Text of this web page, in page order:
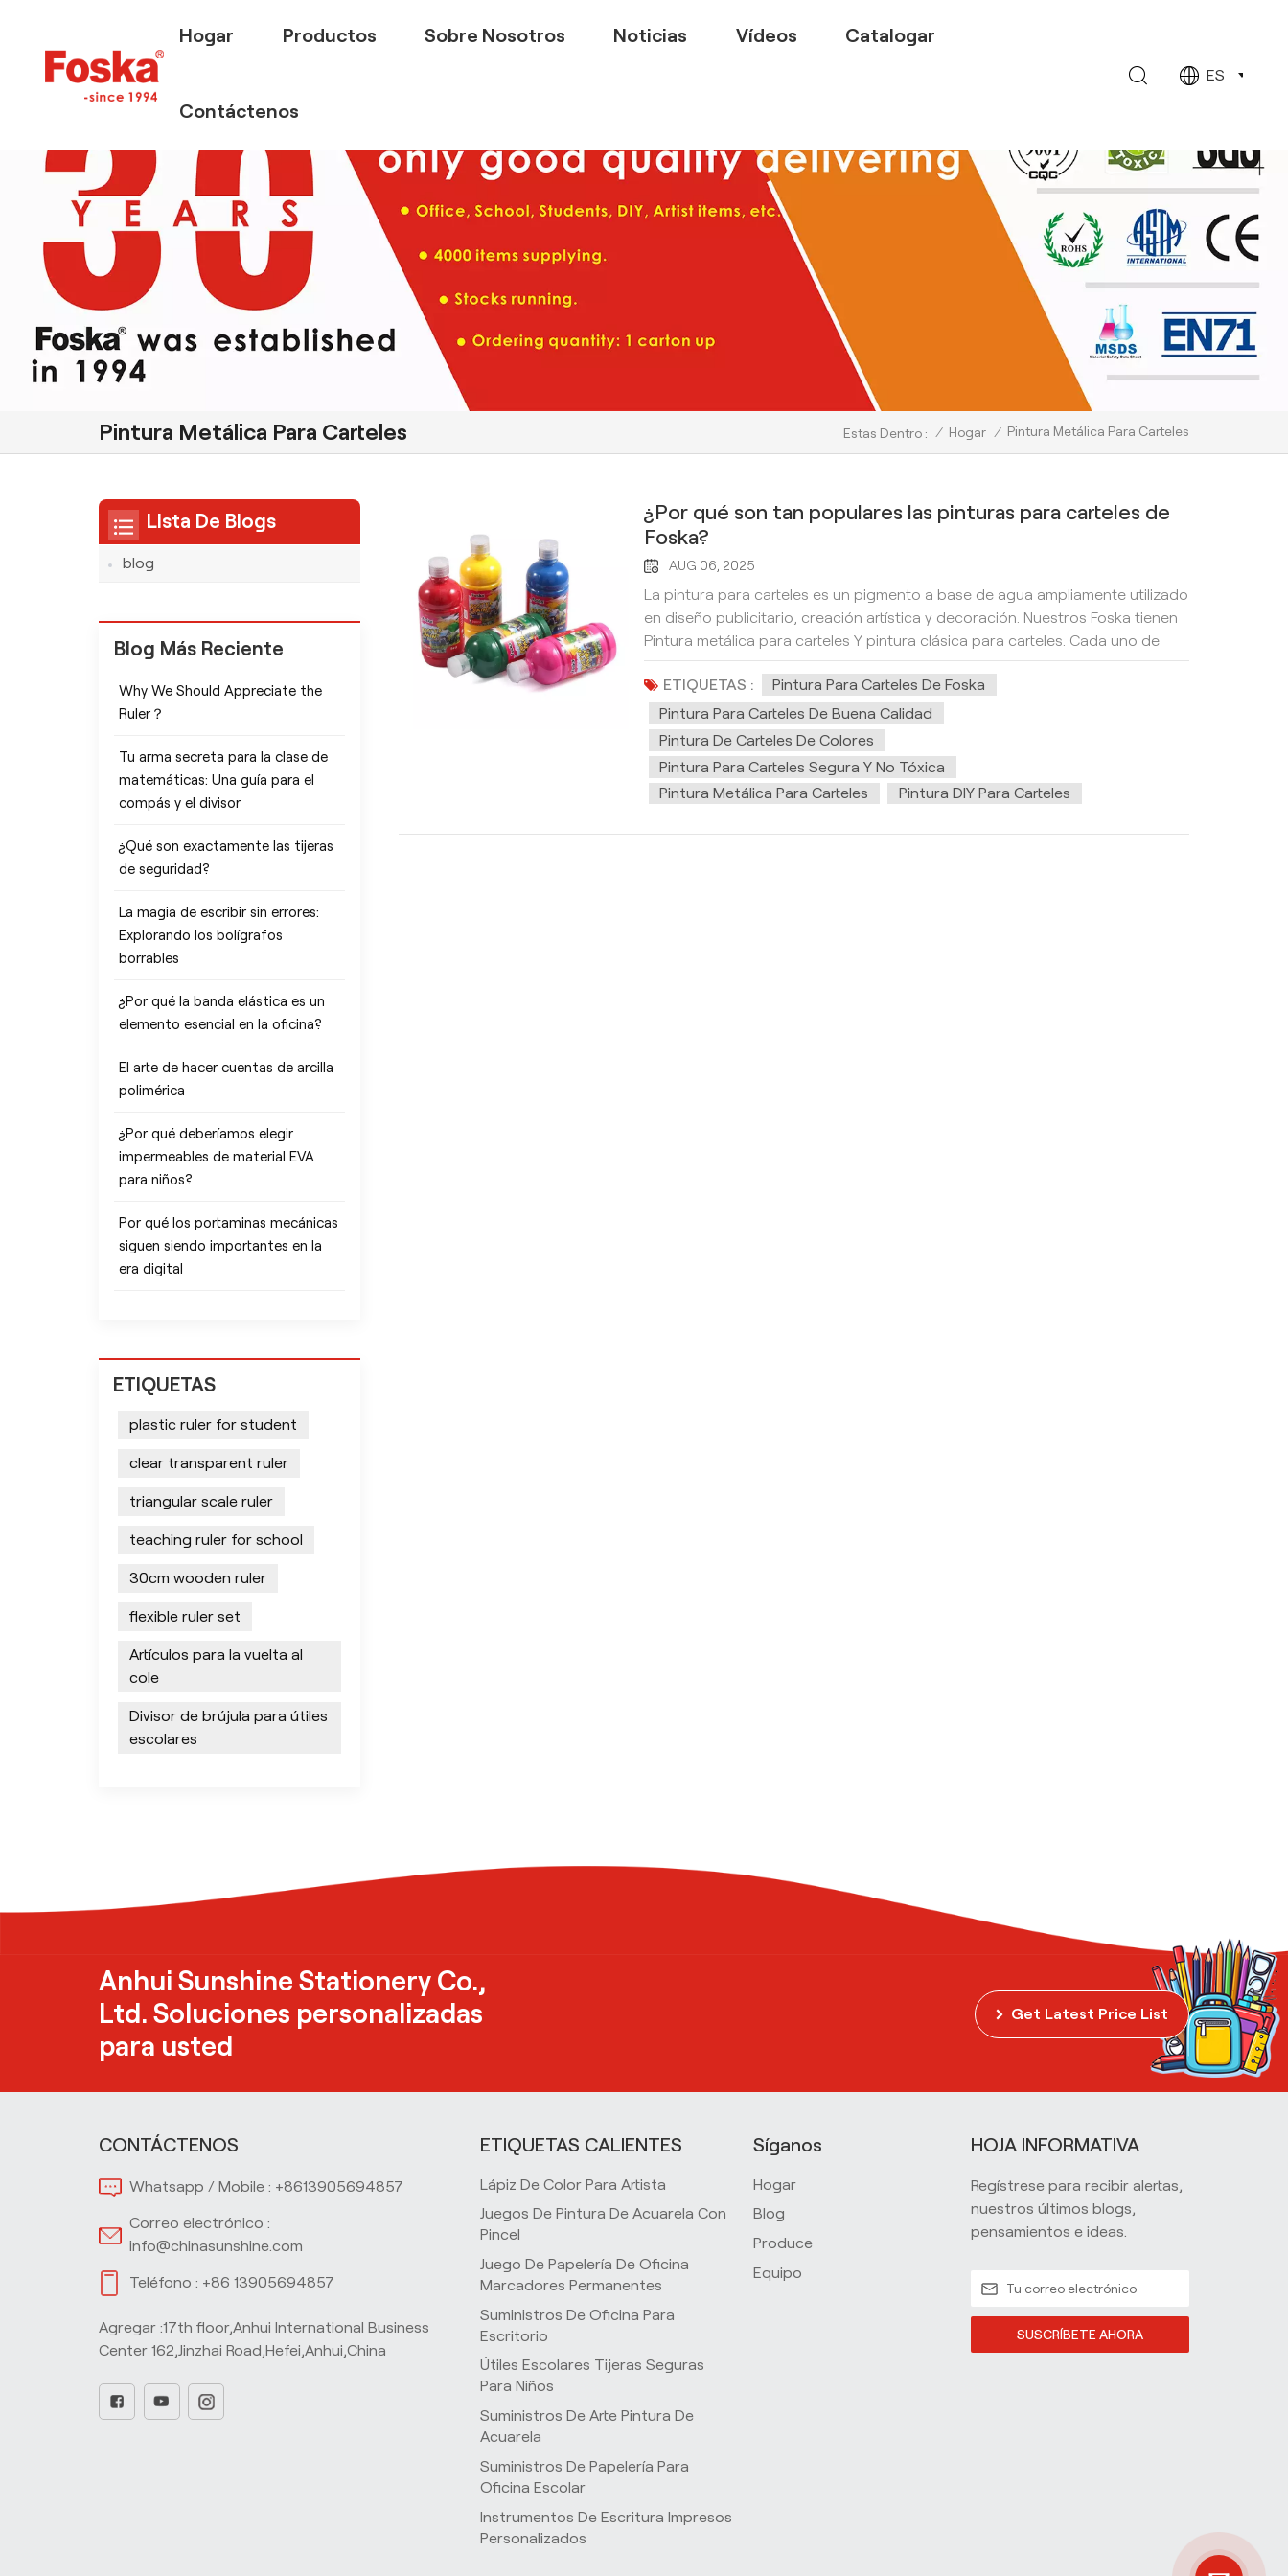
Hogar Productos Sobre Nosotros Noticias Vídeos Catalogar
Contáctenos
ES
Pintura Metálica Para Carteles Estas Dentro : / Hogar / Pintura Metálica Para Carteles
¿Por qué son tan populares las pinturas para carteles de
Foska?
AUG 06, 2025
La pintura para carteles es un pigmento a base de agua ampliamente utilizado
en diseño publicitario, creación artística y decoración. Nuestros Foska tienen
Pintura metálica para carteles Y pintura clásica para carteles. Cada uno de
nuestros recubrimientos está disponible en 10 colores vibrantes y se presenta
en 10 botellas de 500 ml. Nuestro pedido mínimo es de una caja, y cada caja
contiene 12 botellas. Las ventajas de Pintura de carteles coloridos 1.Seguro y
no tóxico Nuestra pintura para carteles Foska utiliza una fórmula no tóxica
que no contiene alcohol ni solventes dañinos, lo que la hace adecuada para
que la utilicen estudiantes, niños y artistas profesionales.2.Utilizable y
conveniente Fórmula a base de agua, de secado rápido, fácil de ajustar y
ETIQUETAS :
Pintura Para Carteles De Foska
Pintura Para Carteles De Buena Calidad
Pintura De Carteles De Colores
Pintura Para Carteles Segura Y No Tóxica
Pintura Metálica Para Carteles
Pintura DIY Para Carteles
Lista De Blogs
blog
Blog Más Reciente
Why We Should Appreciate the
Ruler？
Tu arma secreta para la clase de
matemáticas: Una guía para el
compás y el divisor
¿Qué son exactamente las tijeras
de seguridad?
La magia de escribir sin errores:
Explorando los bolígrafos
borrables
¿Por qué la banda elástica es un
elemento esencial en la oficina?
El arte de hacer cuentas de arcilla
polimérica
¿Por qué deberíamos elegir
impermeables de material EVA
para niños?
Por qué los portaminas mecánicas
siguen siendo importantes en la
era digital
ETIQUETAS
plastic ruler for student
clear transparent ruler
triangular scale ruler
teaching ruler for school
30cm wooden ruler
flexible ruler set
Artículos para la vuelta al
cole
Divisor de brújula para útiles
escolares
Anhui Sunshine Stationery Co.,
Ltd. Soluciones personalizadas
para usted
Get Latest Price List
CONTÁCTENOS
Whatsapp / Mobile : +8613905694857
Correo electrónico :
info@chinasunshine.com
Teléfono : +86 13905694857
Agregar :17th floor,Anhui International Business
Center 162,Jinzhai Road,Hefei,Anhui,China
ETIQUETAS CALIENTES
Lápiz De Color Para Artista
Juegos De Pintura De Acuarela Con
Pincel
Juego De Papelería De Oficina
Marcadores Permanentes
Suministros De Oficina Para
Escritorio
Útiles Escolares Tijeras Seguras
Para Niños
Suministros De Arte Pintura De
Acuarela
Suministros De Papelería Para
Oficina Escolar
Instrumentos De Escritura Impresos
Personalizados
Síganos
Hogar
Blog
Produce
Equipo
HOJA INFORMATIVA
Regístrese para recibir alertas,
nuestros últimos blogs,
pensamientos e ideas.
SUSCRÍBETE AHORA